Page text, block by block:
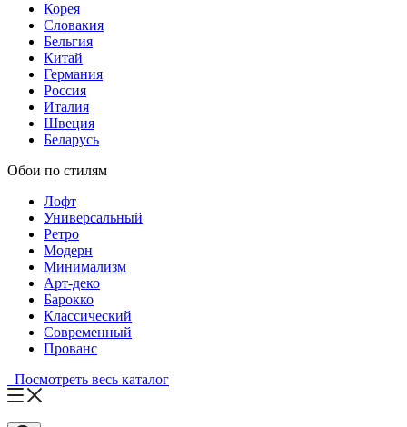
Корея
Словакия
Бельгия
Китай
Германия
Россия
Италия
Швеция
Беларусь
Обои по стилям
Лофт
Универсальный
Ретро
Модерн
Минимализм
Арт-деко
Барокко
Классический
Современный
Прованс
Посмотреть весь каталог